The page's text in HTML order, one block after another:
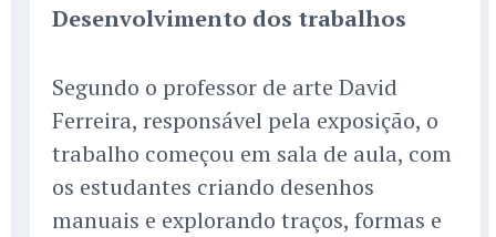
Desenvolvimento dos trabalhos
Segundo o professor de arte David
Ferreira, responsável pela exposição, o
trabalho começou em sala de aula, com
os estudantes criando desenhos
manuais e explorando traços, formas e